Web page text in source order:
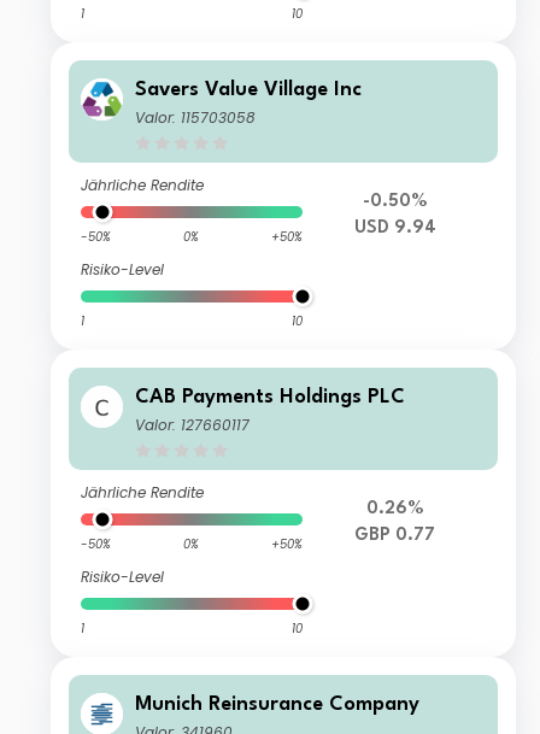
1 10
Savers Value Village Inc
Valor: 115703058
Jährliche Rendite
-50% 0% +50%
Risiko-Level
1 10
-0.50%
USD 9.94
CAB Payments Holdings PLC
Valor: 127660117
Jährliche Rendite
-50% 0% +50%
Risiko-Level
1 10
0.26%
GBP 0.77
Munich Reinsurance Company